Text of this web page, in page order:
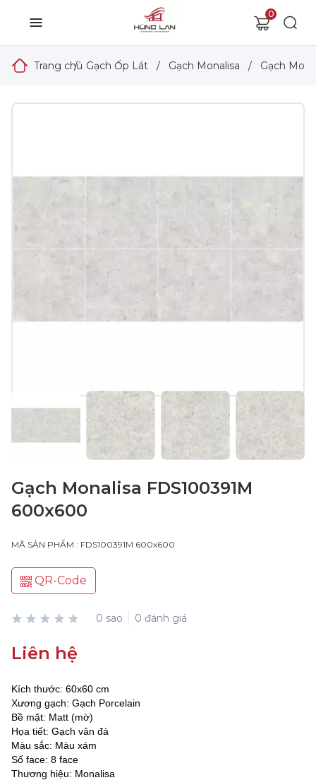
0
Trang chủ
/ Gạch Ốp Lát / Gạch Monalisa / Gạch
Gạch Monalisa FDS100391M
600x600
MÃ SẢN PHẨM : FDS100391M 600x600
QR-Code
0 sao 0 đánh giá
Liên hệ
Kích thước: 60x60 cm
Xương gạch: Gạch Porcelain
Bề mặt: Matt (mờ)
Họa tiết: Gạch vân đá
Màu sắc: Màu xám
Số face: 8 face
Thương hiệu: Monalisa